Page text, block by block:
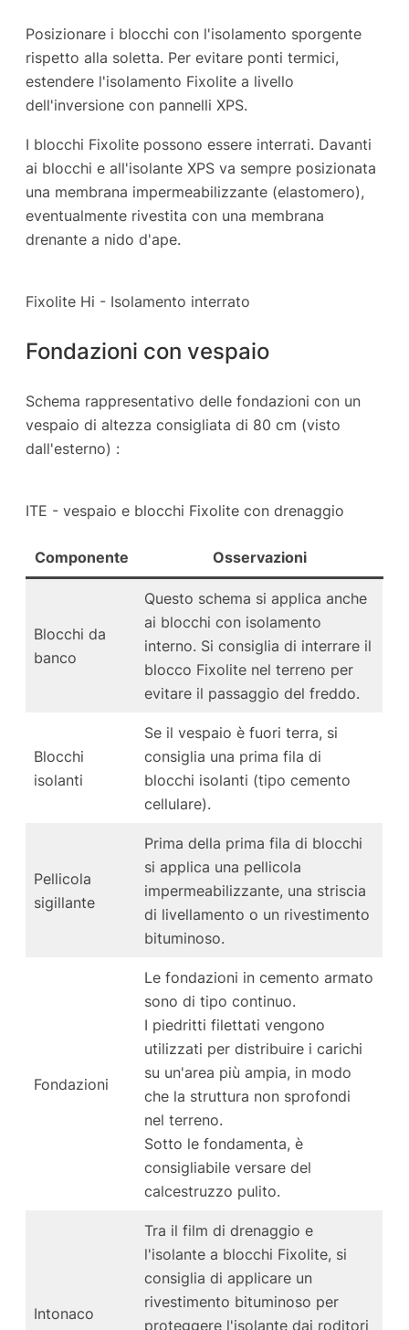
Posizionare i blocchi con l'isolamento sporgente
rispetto alla soletta. Per evitare ponti termici,
estendere l'isolamento Fixolite a livello
dell'inversione con pannelli XPS.
I blocchi Fixolite possono essere interrati. Davanti
ai blocchi e all'isolante XPS va sempre posizionata
una membrana impermeabilizzante (elastomero),
eventualmente rivestita con una membrana
drenante a nido d'ape.
Fixolite Hi - Isolamento interrato
Fondazioni con vespaio
Schema rappresentativo delle fondazioni con un
vespaio di altezza consigliata di 80 cm (visto
dall'esterno) :
ITE - vespaio e blocchi Fixolite con drenaggio
Componente Osservazioni
Blocchi da
banco
Questo schema si applica anche
ai blocchi con isolamento
interno. Si consiglia di interrare il
blocco Fixolite nel terreno per
evitare il passaggio del freddo.
Blocchi
isolanti
Se il vespaio è fuori terra, si
consiglia una prima fila di
blocchi isolanti (tipo cemento
cellulare).
Pellicola
sigillante
Prima della prima fila di blocchi
si applica una pellicola
impermeabilizzante, una striscia
di livellamento o un rivestimento
bituminoso.
Fondazioni
Le fondazioni in cemento armato
sono di tipo continuo.
I piedritti filettati vengono
utilizzati per distribuire i carichi
su un'area più ampia, in modo
che la struttura non sprofondi
nel terreno.
Sotto le fondamenta, è
consigliabile versare del
calcestruzzo pulito.
Intonaco
Tra il film di drenaggio e
l'isolante a blocchi Fixolite, si
consiglia di applicare un
rivestimento bituminoso per
proteggere l'isolante dai roditori